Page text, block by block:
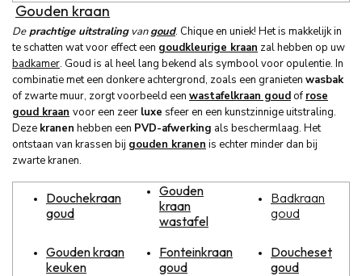
Gouden kraan
Deprachtige uitstralingvangoud. Chique en uniek! Het is makkelijk in
te schatten wat voor effect een goudkleurige kraan zal hebben op uw
badkamer. Goud is al heel lang bekend als symbool voor opulentie. In
combinatie met een donkere achtergrond, zoals een granieten wasbak
of zwarte muur, zorgt voorbeeld een wastafelkraan goudof rose
goud kraan voor een zeer luxe sfeer en een kunstzinnige uitstraling.
Deze kranen hebben een PVD-afwerking als beschermlaag. Het
ontstaan van krassen bij gouden kranen is echter minder dan bij
zwarte kranen.
Douchekraan
goud
Gouden
kraan
wastafel
Badkraan
goud
Gouden kraan
keuken
Fonteinkraan
goud
Doucheset
goud